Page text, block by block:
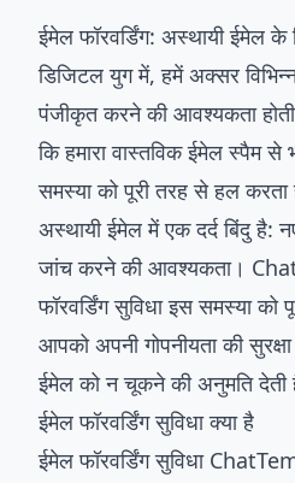
ईमेल फॉरवर्डिंग: अस्थायी ईमेल के
डिजिटल युग में, हमें अक्सर
पंजीकृत करने की आवश्यकता
कि हमारा वास्तविक ईमेल स्पैम
समस्या को पूरी तरह से हल करता
अस्थायी ईमेल में एक दर्द बिंदु है:
जांच करने की आवश्यकता।
फॉरवर्डिंग सुविधा इस समस्या
आपको अपनी गोपनीयता की
ईमेल को न चूकने की अनुमति देती
ईमेल फॉरवर्डिंग सुविधा क्या है
ईमेल फॉरवर्डिंग सुविधा